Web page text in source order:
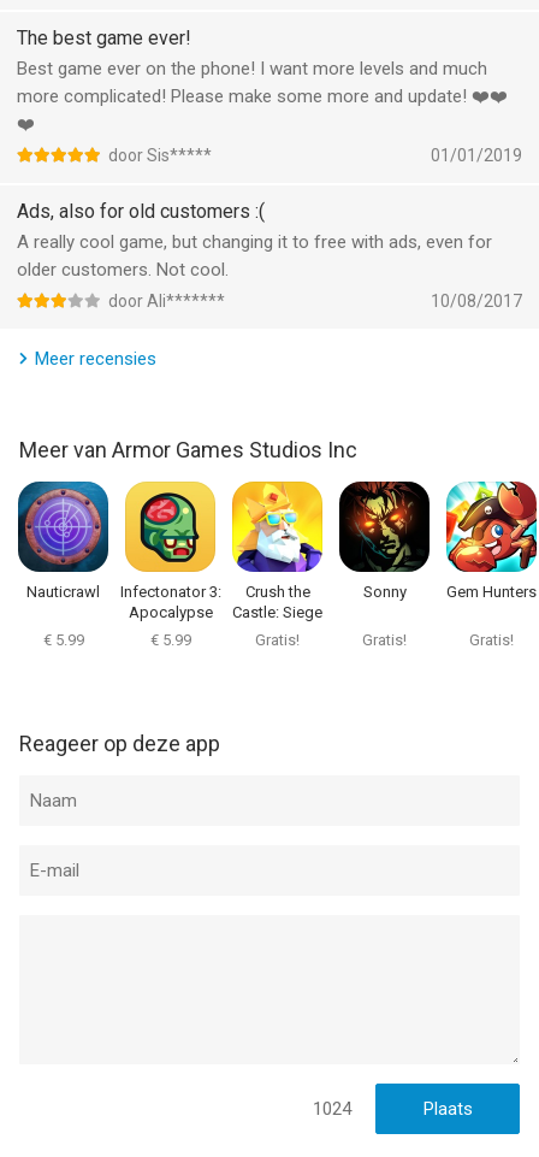
The best game ever!
Best game ever on the phone! I want more levels and much
more complicated! Please make some more and update! ❤️❤️
❤️
door Sis***** 01/01/2019
Ads, also for old customers :(
A really cool game, but changing it to free with ads, even for
older customers. Not cool.
door Ali******* 10/08/2017
Meer recensies
Meer van Armor Games Studios Inc
Nauticrawl
€ 5.99
Infectonator 3:
Apocalypse
€ 5.99
Crush the
Castle: Siege
Master
Gratis!
Sonny
Gratis!
Gem Hunters
Gratis!
Reageer op deze app
1024